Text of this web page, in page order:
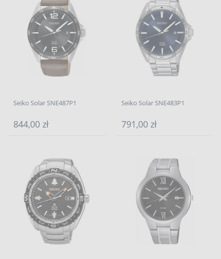
Seiko Solar SNE487P1
844,00 zł
Seiko Solar SNE483P1
791,00 zł